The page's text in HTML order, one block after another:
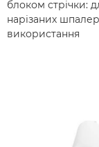
блоком стрічки:
нарізаних
використання